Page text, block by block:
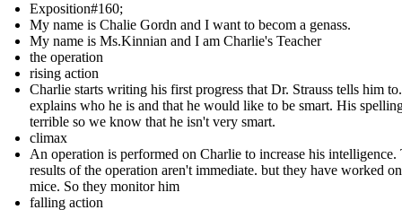
Exposition#160;
My name is Chalie Gordn and I want to becom a genass.
My name is Ms.Kinnian and I am Charlie's Teacher
the operation
rising action
Charlie starts writing his first progress that Dr. Strauss tells him
explains who he is and that he would like to be smart. His
terrible so we know that he isn't very smart.
climax
An operation is performed on Charlie to increase his intelligence.
results of the operation aren't immediate. but they have worked
mice. So they monitor him
falling action